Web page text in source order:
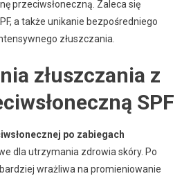
przeciwsłoneczną. Zaleca się
a także unikanie bezpośredniego
złuszczania.
złuszczania z
SPF
po zabiegach
dla utrzymania zdrowia skóry. Po
wrażliwa na promieniowanie